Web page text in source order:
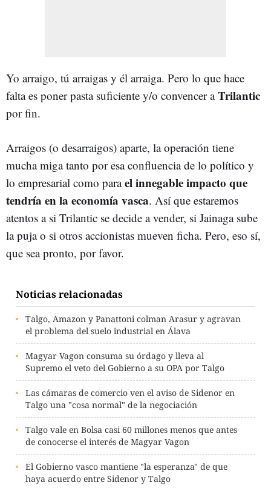
Yo arraigo, tú arraigas y él arraiga. Pero lo que hace
falta es poner pasta suficiente y/o convencer aTrilantic
por fin.
Arraigos (o desarraigos) aparte, la operación tiene
mucha miga tanto por esa confluencia de lo político y
lo empresarial como parael innegable impacto que
tendría en la economía vasca. Así que estaremos
atentos a si Trilantic se decide a vender, si Jainaga sube
la puja o si otros accionistas mueven ficha. Pero, eso sí,
que sea pronto, por favor.
Noticias relacionadas
Talgo, Amazon y Panattoni colman Arasur y agravan
el problema del suelo industrial en Álava
Magyar Vagon consuma su órdago y lleva al
Supremo el veto del Gobierno a su OPA por Talgo
Las cámaras de comercio ven el aviso de Sidenor en
Talgo una "cosa normal" de la negociación
Talgo vale en Bolsa casi 60 millones menos que antes
de conocerse el interés de Magyar Vagon
El Gobierno vasco mantiene "la esperanza" de que
haya acuerdo entre Sidenor y Talgo